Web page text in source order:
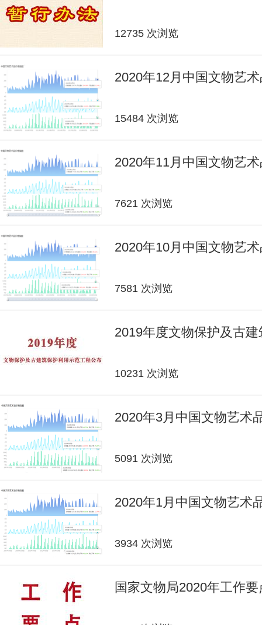
12735 次浏览
2020年12月中国文物艺
15484 次浏览
2020年11月中国文物艺
7621 次浏览
2020年10月中国文物艺
7581 次浏览
2019年度文物保护及古
10231 次浏览
2020年3月中国文物艺术
5091 次浏览
2020年1月中国文物艺术
3934 次浏览
国家文物局2020年工作要